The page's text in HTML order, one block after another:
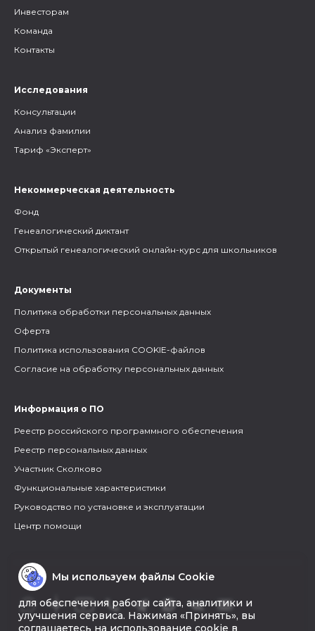
Инвесторам
Команда
Контакты
Исследования
Консультации
Анализ фамилии
Тариф «Эксперт»
Некоммерческая деятельность
Фонд
Генеалогический диктант
Открытый генеалогический онлайн-курс для школьников
Документы
Политика обработки персональных данных
Оферта
Политика использования COOKIE-файлов
Согласие на обработку персональных данных
Информация о ПО
Реестр российского программного обеспечения
Реестр персональных данных
Участник Сколково
Функциональные характеристики
Руководство по установке и эксплуатации
Центр помощи
Мы используем файлы Cookie
для обеспечения работы сайта, аналитики и
улучшения сервиса. Нажимая «Принять», вы
соглашаетесь на использование cookie в